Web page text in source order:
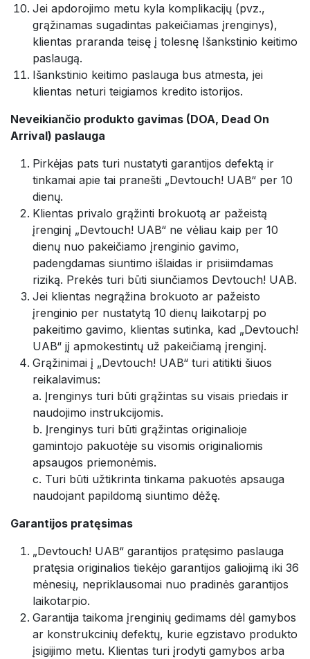
Jei apdorojimo metu kyla komplikacijų (pvz.,
grąžinamas sugadintas pakeičiamas įrenginys),
klientas praranda teisę į tolesnę Išankstinio keitimo
paslaugą.
Išankstinio keitimo paslauga bus atmesta, jei
klientas neturi teigiamos kredito istorijos.
Neveikiančio produkto gavimas (DOA, Dead On
Arrival) paslauga
Pirkėjas pats turi nustatyti garantijos defektą ir
tinkamai apie tai pranešti „Devtouch! UAB“ per 10
dienų.
Klientas privalo grąžinti brokuotą ar pažeistą
įrenginį „Devtouch! UAB“ ne vėliau kaip per 10
dienų nuo pakeičiamo įrenginio gavimo,
padengdamas siuntimo išlaidas ir prisiimdamas
riziką. Prekės turi būti siunčiamos Devtouch! UAB.
Jei klientas negrąžina brokuoto ar pažeisto
įrenginio per nustatytą 10 dienų laikotarpį po
pakeitimo gavimo, klientas sutinka, kad „Devtouch!
UAB“ jį apmokestintų už pakeičiamą įrenginį.
Grąžinimai į „Devtouch! UAB“ turi atitikti šiuos
reikalavimus:
a. Įrenginys turi būti grąžintas su visais priedais ir
naudojimo instrukcijomis.
b. Įrenginys turi būti grąžintas originalioje
gamintojo pakuotėje su visomis originaliomis
apsaugos priemonėmis.
c. Turi būti užtikrinta tinkama pakuotės apsauga
naudojant papildomą siuntimo dėžę.
Garantijos pratęsimas
„Devtouch! UAB“ garantijos pratęsimo paslauga
pratęsia originalios tiekėjo garantijos galiojimą iki 36
mėnesių, nepriklausomai nuo pradinės garantijos
laikotarpio.
Garantija taikoma įrenginių gedimams dėl gamybos
ar konstrukcinių defektų, kurie egzistavo produkto
įsigijimo metu. Klientas turi įrodyti gamybos arba